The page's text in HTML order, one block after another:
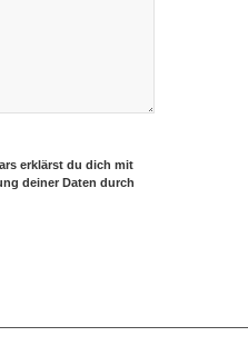
erklärst du dich mit
deiner Daten durch